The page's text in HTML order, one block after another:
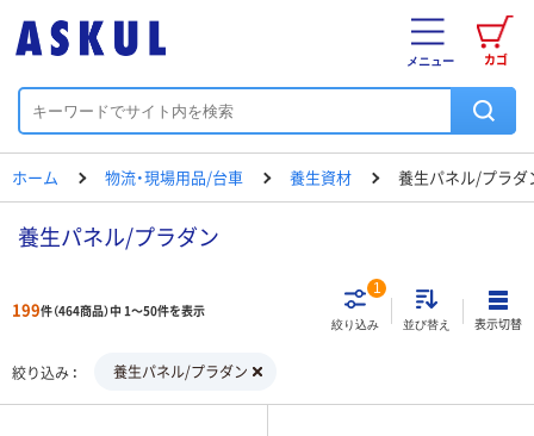
カゴ
メニュー
ホーム 物流・現場用品/台車 養生資材 養生パネル/プラダ
養生パネル/プラダン
199件（464商品）中 1～50件を表示
絞り込み
1
並び替え 表示切替
絞り込み 養生パネル/プラダン